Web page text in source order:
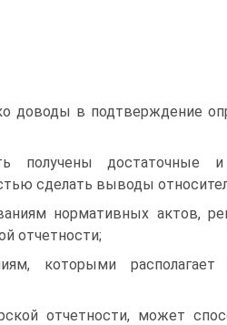
доводы в подтверждение
получены достаточные
сделать выводы
нормативных актов,
отчетности;
которыми
отчетности, может